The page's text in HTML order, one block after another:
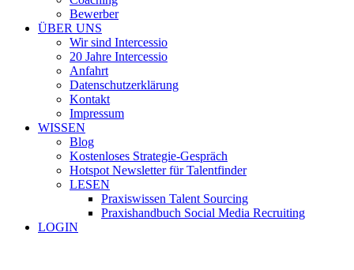
Bewerber
ÜBER UNS
Wir sind Intercessio
20 Jahre Intercessio
Anfahrt
Datenschutzerklärung
Kontakt
Impressum
WISSEN
Blog
Kostenloses Strategie-Gespräch
Hotspot Newsletter für Talentfinder
LESEN
Praxiswissen Talent Sourcing
Praxishandbuch Social Media Recruiting
LOGIN